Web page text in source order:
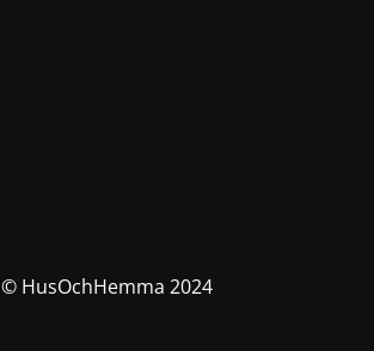
© HusOchHemma 2024